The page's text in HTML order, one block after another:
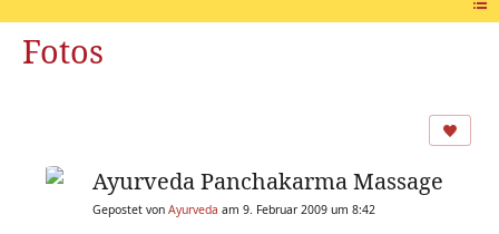
Fotos
Ayurveda Panchakarma Massage
Gepostet von Ayurveda am 9. Februar 2009 um 8:42